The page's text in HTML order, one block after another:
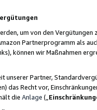
um von den
Partnerprogramm als
können wir Maßnahmen
unserer Partner,
das Recht vor,
die Anlage („